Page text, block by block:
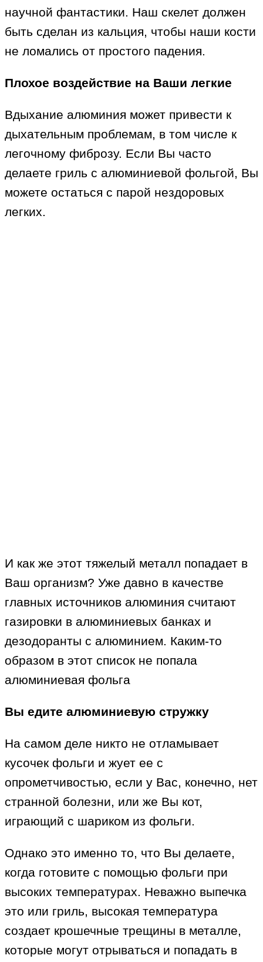
научной фантастики. Наш скелет должен
быть сделан из кальция, чтобы наши кости
не ломались от простого падения.
Плохое воздействие на Ваши легкие
Вдыхание алюминия может привести к
дыхательным проблемам, в том числе к
легочному фиброзу. Если Вы часто
делаете гриль с алюминиевой фольгой, Вы
можете остаться с парой нездоровых
легких.
И как же этот тяжелый металл попадает в
Ваш организм? Уже давно в качестве
главных источников алюминия считают
газировки в алюминиевых банках и
дезодоранты с алюминием. Каким-то
образом в этот список не попала
алюминиевая фольга
Вы едите алюминиевую стружку
На самом деле никто не отламывает
кусочек фольги и жует ее с
опрометчивостью, если у Вас, конечно, нет
странной болезни, или же Вы кот,
играющий с шариком из фольги.
Однако это именно то, что Вы делаете,
когда готовите с помощью фольги при
высоких температурах. Неважно выпечка
это или гриль, высокая температура
создает крошечные трещины в металле,
которые могут отрываться и попадать в